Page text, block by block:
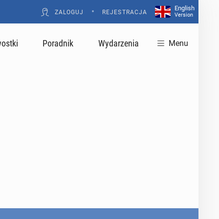
ZALOGUJ • REJESTRACJA
English
Version
Poradnik Wydarzenia Menu